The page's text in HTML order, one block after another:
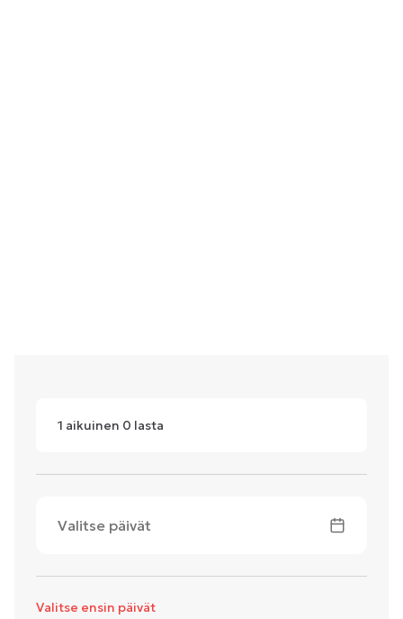
1 aikuinen 0 lasta
Valitse päivät
Valitse ensin päivät